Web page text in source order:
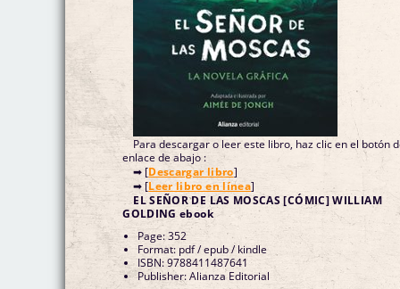
Para descargar o leer este libro, haz clic en el botón
enlace de abajo :
➡ [Descargar libro]
➡ [Leer libro en línea]
EL SEÑOR DE LAS MOSCAS [CÓMIC] WILLIAM
GOLDING ebook
Page: 352
Format: pdf / epub / kindle
ISBN: 9788411487641
Publisher: Alianza Editorial